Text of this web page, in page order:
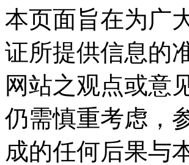
本页面旨在为广
证所提供信息的
网站之观点或意
仍需慎重考虑，
成的任何后果与